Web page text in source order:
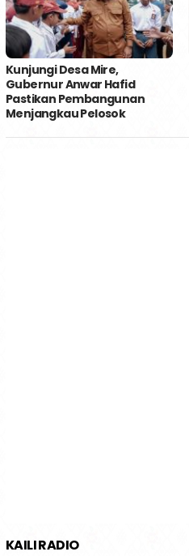
Kunjungi Desa Mire,
Gubernur Anwar Hafid
Pastikan Pembangunan
Menjangkau Pelosok
KAILI RADIO